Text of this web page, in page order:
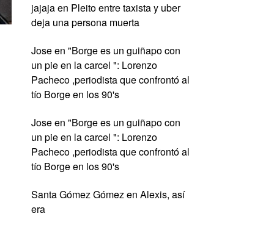
jajajaen Pleito entre taxista y uber
deja una persona muerta
Joseen "Borge es un guiñapo con
un pie en la carcel ": Lorenzo
Pacheco ,periodista que confrontó al
tío Borge en los 90's
Joseen "Borge es un guiñapo con
un pie en la carcel ": Lorenzo
Pacheco ,periodista que confrontó al
tío Borge en los 90's
Santa Gómez Gómezen Alexis, así
era